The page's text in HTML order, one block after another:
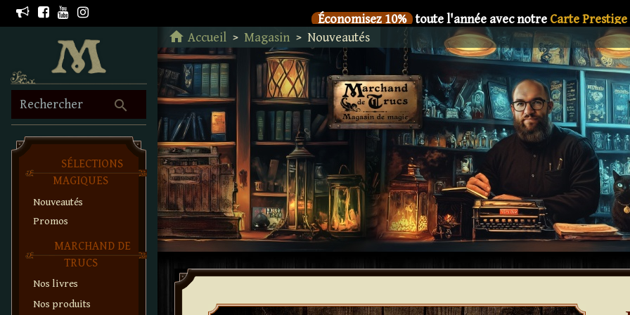
Économisez 10% toute l'année avec notre Carte Prestige
SIX Le nouveau livre deDani DaOrtiz en précommande
Économisez 10%
toute l'année avec notreCarte Prestige
SIX Le nouveau livre deDani DaOrtiz en précommande
Économisez 10% toute l'année avec notreCarte Prestige
SIX Le nouveau livre deDani DaOrtiz en précommande
Économisez 10%
toute l'année avec notre Carte Prestige
SIX Le nouveau livre deDani DaOrtiz en précommande
Économisez 10% toute l'année avec notreCarte Prestige
SIX Le nouveau livre deDani DaOrtiz en précommande
search
Rechercher
SÉLECTIONS
MAGIQUES
Nouveautés
Promos
MARCHAND DE
TRUCS
Nos livres
Nos produits
home Accueil Magasin Nouveautés
Retour à l'accueil